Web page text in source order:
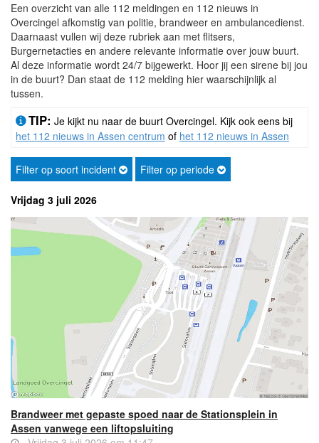
Een overzicht van alle 112 meldingen en 112 nieuws in
Overcingel afkomstig van politie, brandweer en ambulancedienst.
Daarnaast vullen wij deze rubriek aan met flitsers,
Burgernetacties en andere relevante informatie over jouw buurt.
Al deze informatie wordt 24/7 bijgewerkt. Hoor jij een sirene bij jou
in de buurt? Dan staat de 112 melding hier waarschijnlijk al
tussen.
TIP: Je kijkt nu naar de buurt Overcingel. Kijk ook eens bij
het 112 nieuws in Assen centrum of het 112 nieuws in Assen
Filter op soort incident Filter op periode
Vrijdag 3 juli 2026
Brandweer met gepaste spoed naar de Stationsplein in
Assen vanwege een liftopsluiting